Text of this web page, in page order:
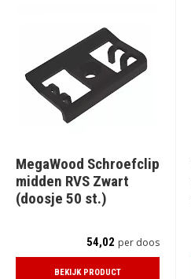
MegaWood Schroefclip
midden RVS Zwart
(doosje 50 st.)
54,02 per doos
BEKIJK PRODUCT